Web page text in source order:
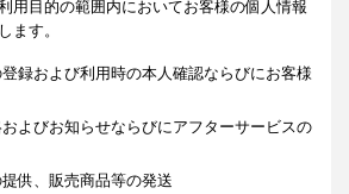
用目的の範囲内においてお客様の個人情報
ます。
録および利用時の本人確認ならびにお客様
よびお知らせならびにアフターサービスの
供、販売商品等の発送